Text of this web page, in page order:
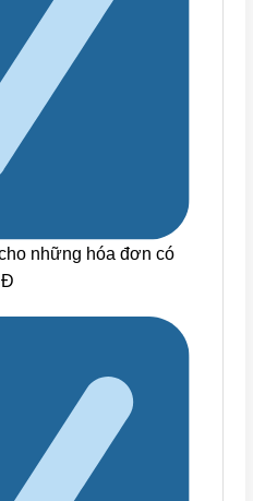
những hóa đơn có